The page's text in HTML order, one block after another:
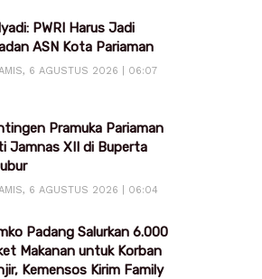
PWRI Harus Jadi
ASN Kota Pariaman
6 AGUSTUS 2026 | 06:07
Pramuka Pariaman
Jamnas XII di Buperta
6 AGUSTUS 2026 | 06:04
Padang Salurkan 6.000
Makanan untuk Korban
Kemensos Kirim Family